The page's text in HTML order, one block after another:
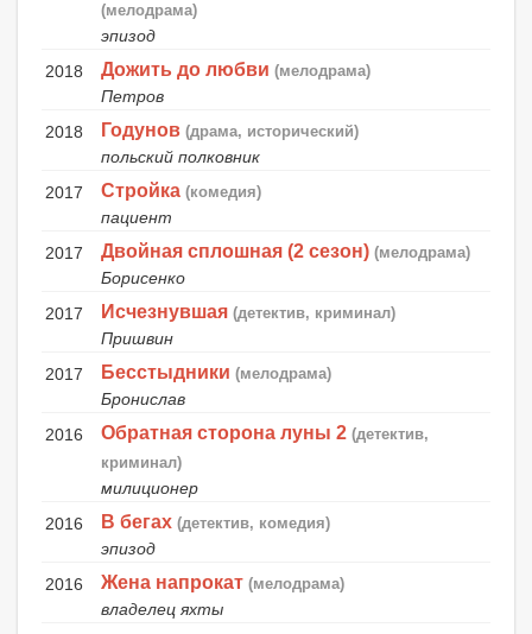
(мелодрама)
эпизод
2018
Дожить до любви (мелодрама)
Петров
2018
Годунов (драма, исторический)
польский полковник
2017
Стройка (комедия)
пациент
2017
Двойная сплошная (2 сезон) (мелодрама)
Борисенко
2017
Исчезнувшая (детектив, криминал)
Пришвин
2017
Бесстыдники (мелодрама)
Бронислав
2016
Обратная сторона луны 2 (детектив,
криминал)
милиционер
2016
В бегах (детектив, комедия)
эпизод
2016
Жена напрокат (мелодрама)
владелец яхты